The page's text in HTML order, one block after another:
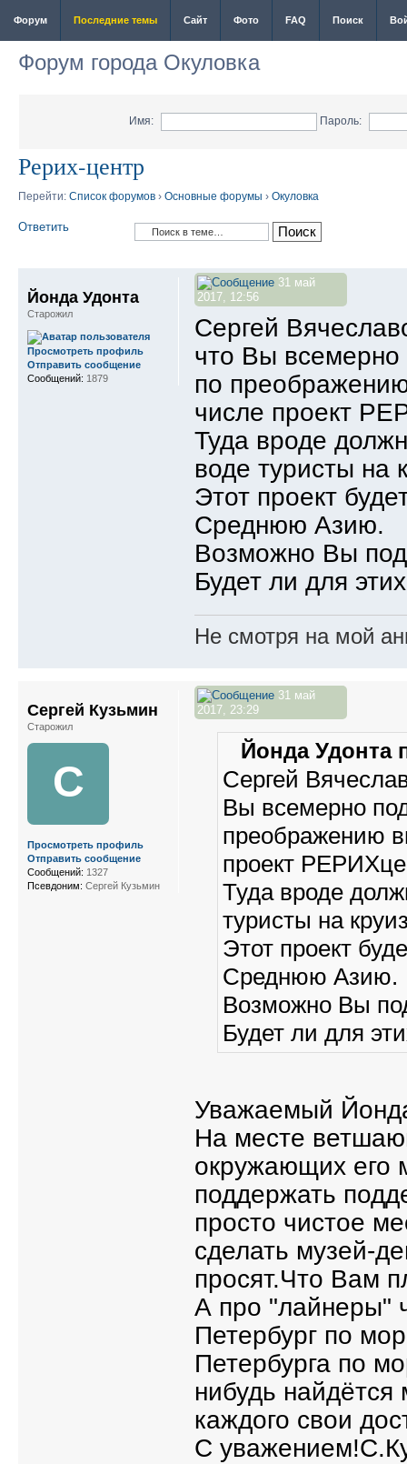
Форум Последние темы Сайт Фото FAQ Поиск
Форум города Окуловка
Имя: Пароль:
Рерих-центр
Перейти: Список форумов › Основные форумы › Окуловка
Ответить
31 май
2017, 12:56
Сергей
что Вы всемерно
по
числе проект
Туда вроде
воде туристы на
Этот проект
Среднюю Азию.
Возможно Вы
Будет ли для
Не смотря на мой
Йонда Удонта
Старожил
Просмотреть профиль
Отправить сообщение
Сообщений: 1879
31 май
2017, 23:29
Йонда Удонта
Сергей
Вы всемерно
преображению
проект
Туда вроде
туристы на
Этот проект
Среднюю Азию.
Возможно Вы
Будет ли для
Уважаемый
На месте
окружающих его
поддержать
просто чистое
сделать музей-
просят.Что Вам
А про "лайнеры"
Петербург по
Петербурга по
нибудь
каждого свои
С
Сергей Кузьмин
Старожил
С
Просмотреть профиль
Отправить сообщение
Сообщений: 1327
Псевдоним: Сергей Кузьмин